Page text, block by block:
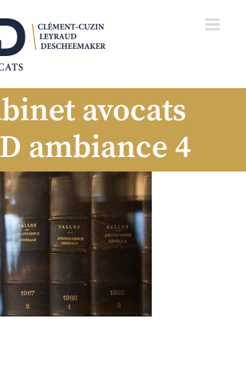
avocats
ambiance 4